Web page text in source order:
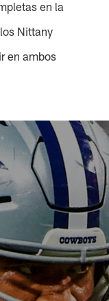
en la
Nittany
en ambos